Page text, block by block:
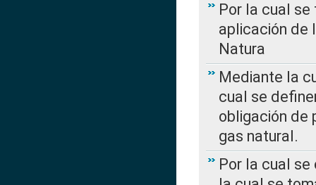
Por la cual
aplicación de
Natura
Mediante la
cual se
obligación de
gas natural.
Por la cual se